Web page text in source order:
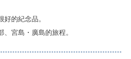
好的紀念品。
宮島・廣島的旅程。